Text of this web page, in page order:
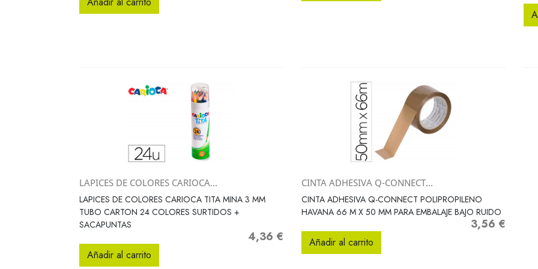
 Vista rápida
LAPICES DE COLORES CARIOCA...
LAPICES DE COLORES CARIOCA TITA MINA 3 MM
TUBO CARTON 24 COLORES SURTIDOS +
SACAPUNTAS
Precio
4,36 €
Añadir al carrito
Vista rápida
CINTA ADHESIVA Q-CONNECT...
CINTA ADHESIVA Q-CONNECT POLIPROPILENO
HAVANA 66 M X 50 MM PARA EMBALAJE BAJO RUIDO
Precio
3,56 €
Añadir al carrito